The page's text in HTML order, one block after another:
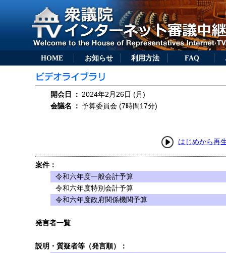
HOME お知らせ 利用方法 FAQ
開会日 ： 2024年2月26日 (月)
会議名
： 予算委員会 (7時間17分)
はじめから再
案件：
令和六年度一般会計予算
令和六年度特別会計予算
令和六年度政府関係機関予算
発言者一覧
説明・質疑者等（発言順）：